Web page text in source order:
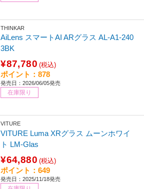
THINKAR
AiLens スマートAI ARグラス AL-A1-240
3BK
¥87,780 (税込)
ポイント：878
発売日：2026/06/05発売
在庫限り
VITURE
VITURE Luma XRグラス ムーンホワイ
ト LM-Glas
¥64,880 (税込)
ポイント：649
発売日：2025/11/18発売